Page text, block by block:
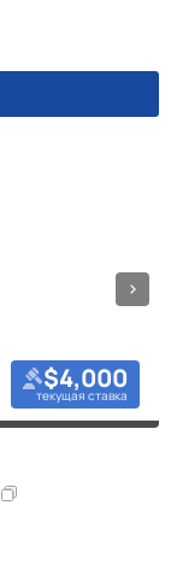
$4,000
текущая ставка